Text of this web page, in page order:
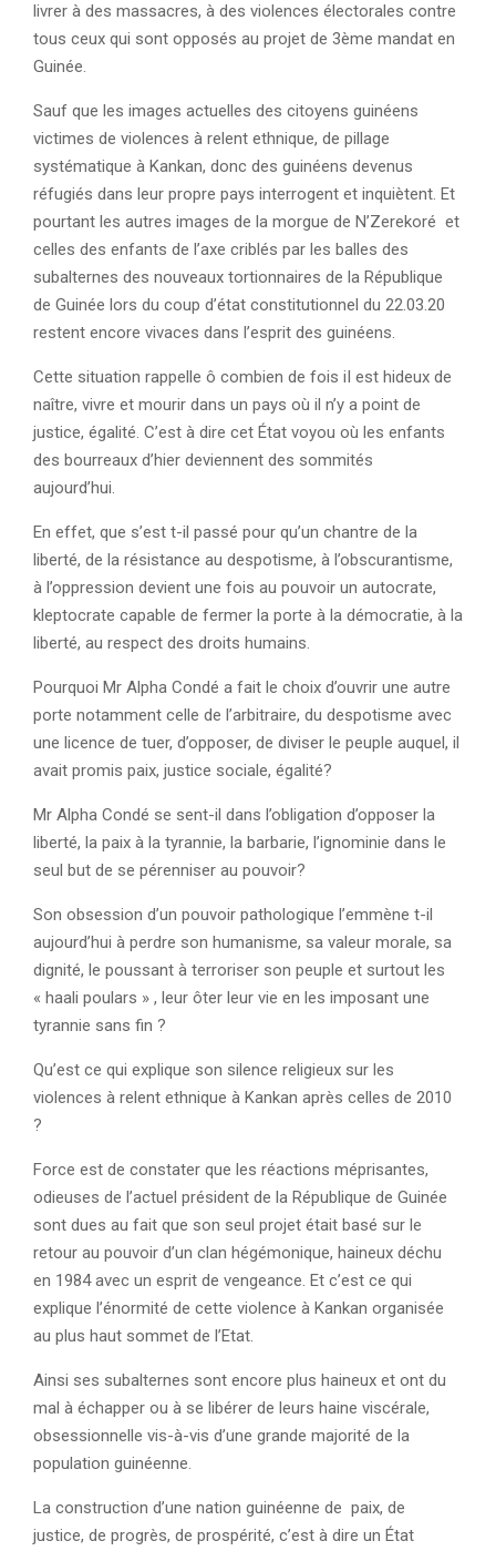
livrer à des massacres, à des violences électorales contre
tous ceux qui sont opposés au projet de 3ème mandat en
Guinée.
Sauf que les images actuelles des citoyens guinéens
victimes de violences à relent ethnique, de pillage
systématique à Kankan, donc des guinéens devenus
réfugiés dans leur propre pays interrogent et inquiètent. Et
pourtant les autres images de la morgue de N’Zerekoré et
celles des enfants de l’axe criblés par les balles des
subalternes des nouveaux tortionnaires de la République
de Guinée lors du coup d’état constitutionnel du 22.03.20
restent encore vivaces dans l’esprit des guinéens.
Cette situation rappelle ô combien de fois iI est hideux de
naître, vivre et mourir dans un pays où il n’y a point de
justice, égalité. C’est à dire cet État voyou où les enfants
des bourreaux d’hier deviennent des sommités
aujourd’hui.
En effet, que s’est t-il passé pour qu’un chantre de la
liberté, de la résistance au despotisme, à l’obscurantisme,
à l’oppression devient une fois au pouvoir un autocrate,
kleptocrate capable de fermer la porte à la démocratie, à la
liberté, au respect des droits humains.
Pourquoi Mr Alpha Condé a fait le choix d’ouvrir une autre
porte notamment celle de l’arbitraire, du despotisme avec
une licence de tuer, d’opposer, de diviser le peuple auquel, il
avait promis paix, justice sociale, égalité?
Mr Alpha Condé se sent-il dans l’obligation d’opposer la
liberté, la paix à la tyrannie, la barbarie, l’ignominie dans le
seul but de se pérenniser au pouvoir?
Son obsession d’un pouvoir pathologique l’emmène t-il
aujourd’hui à perdre son humanisme, sa valeur morale, sa
dignité, le poussant à terroriser son peuple et surtout les
« haali poulars » , leur ôter leur vie en les imposant une
tyrannie sans fin ?
Qu’est ce qui explique son silence religieux sur les
violences à relent ethnique à Kankan après celles de 2010
?
Force est de constater que les réactions méprisantes,
odieuses de l’actuel président de la République de Guinée
sont dues au fait que son seul projet était basé sur le
retour au pouvoir d’un clan hégémonique, haineux déchu
en 1984 avec un esprit de vengeance. Et c’est ce qui
explique l’énormité de cette violence à Kankan organisée
au plus haut sommet de l’Etat.
Ainsi ses subalternes sont encore plus haineux et ont du
mal à échapper ou à se libérer de leurs haine viscérale,
obsessionnelle vis-à-vis d’une grande majorité de la
population guinéenne.
La construction d’une nation guinéenne de paix, de
justice, de progrès, de prospérité, c’est à dire un État